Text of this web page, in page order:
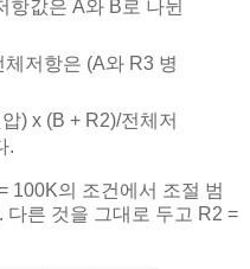
항값은 A와 B로 나뉜
저항은 (A와 R3 병
) x (B + R2)/전체저
.
100K의 조건에서 조절 범
다른 것을 그대로 두고 R2 =